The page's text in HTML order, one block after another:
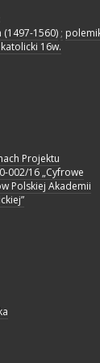
1560) ;
katolicki 16w.
Projektu
002/16 „Cyfrowe
Polskiej Akademii